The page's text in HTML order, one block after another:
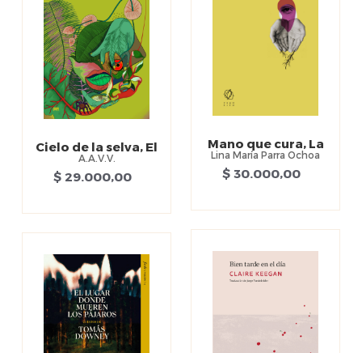
Cielo de la selva, El
A.A.V.V.
$ 29.000,00
Mano que cura, La
Lina María Parra Ochoa
$ 30.000,00